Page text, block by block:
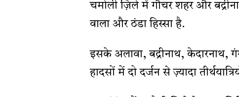
चमोली ज़िले में गौचर शहर और
वाला और ठंडा हिस्सा है.
इसके अलावा, बद्रीनाथ, केदारनाथ,
हादसों में दो दर्जन से ज़्यादा